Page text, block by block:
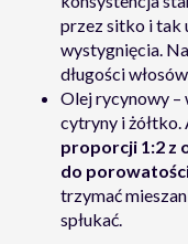
przez sitko i tak
wystygnięcia.
długości
Olej rycynowy –
cytryny i
proporcji 1:2 z
do
trzymać
spłukać.